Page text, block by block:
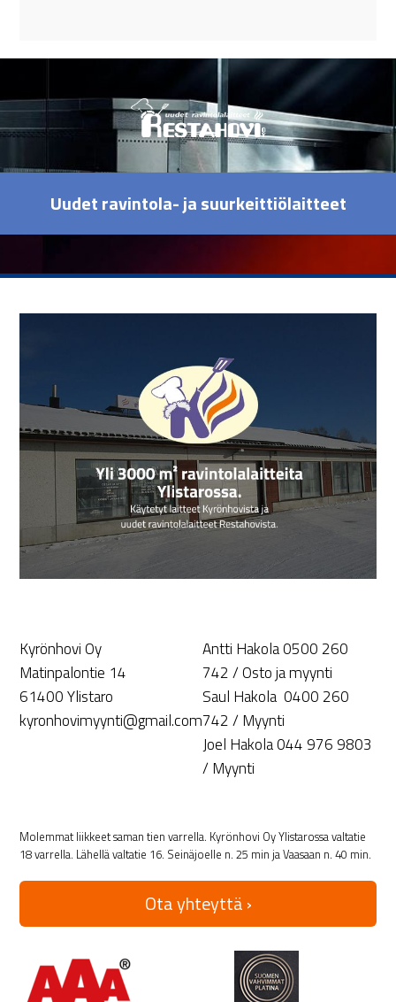
Uudet ravintola- ja suurkeittiölaitteet
Kyrönhovi Oy
Matinpalontie 14
61400 Ylistaro
kyronhovimyynti@gmail.com
Antti Hakola 0500 260
742 / Osto ja myynti
Saul Hakola 0400 260
742 / Myynti
Joel Hakola 044 976 9803
/ Myynti
Molemmat liikkeet saman tien varrella. Kyrönhovi Oy Ylistarossa valtatie
18 varrella. Lähellä valtatie 16. Seinäjoelle n. 25 min ja Vaasaan n. 40 min.
Ota yhteyttä ›